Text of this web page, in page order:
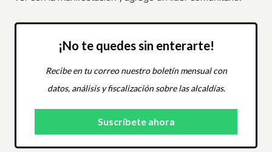
¡No te quedes sin enterarte!
Recibe en tu correo nuestro boletín mensual con
datos, análisis y fiscalización sobre las alcaldías.